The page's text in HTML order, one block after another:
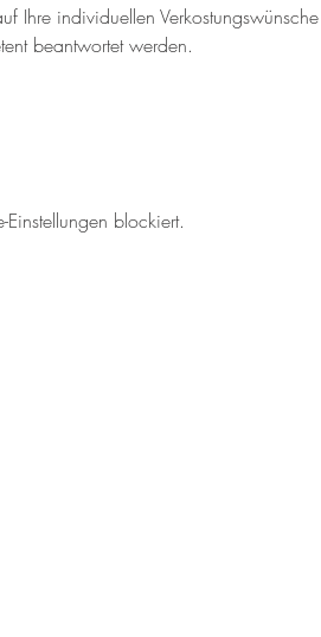
individuellen
beantwortet werden.
blockiert.